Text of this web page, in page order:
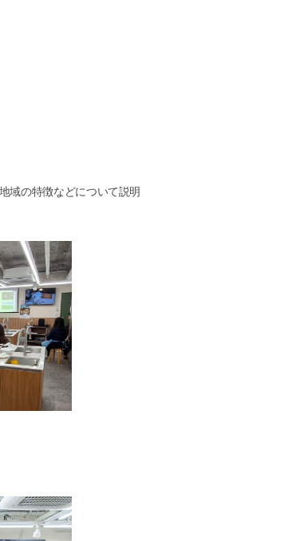
00~21：00
理体験！
：00～21：00
体験！
00～21：00
体験！
：00～21：00
理体験！
の料理体験！
：00～21：00
域の特徴などについて説明